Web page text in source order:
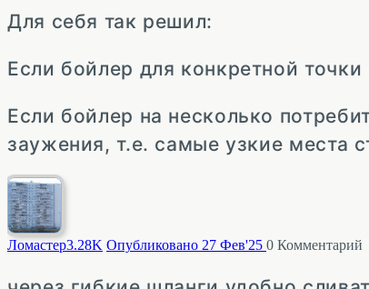
Для себя так решил:
Если бойлер для конкретной
Если бойлер на несколько
заужения, т.е. самые узкие места
Ломастер3.28K Опубликовано 27 Фев'25 0 Комментарий